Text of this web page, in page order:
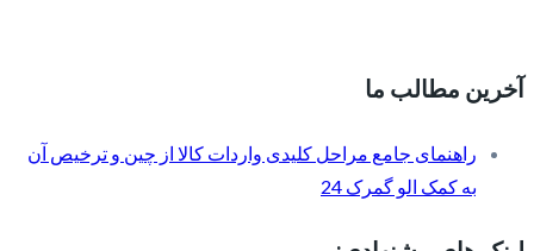
آخرین مطالب ما
راهنمای جامع مراحل کلیدی واردات کالا از چین و ترخیص آن
به کمک الو گمرک 24